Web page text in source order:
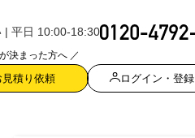
| 平日 10:00-18:30
決まった方へ ／
見積り依頼 ログイン・登録